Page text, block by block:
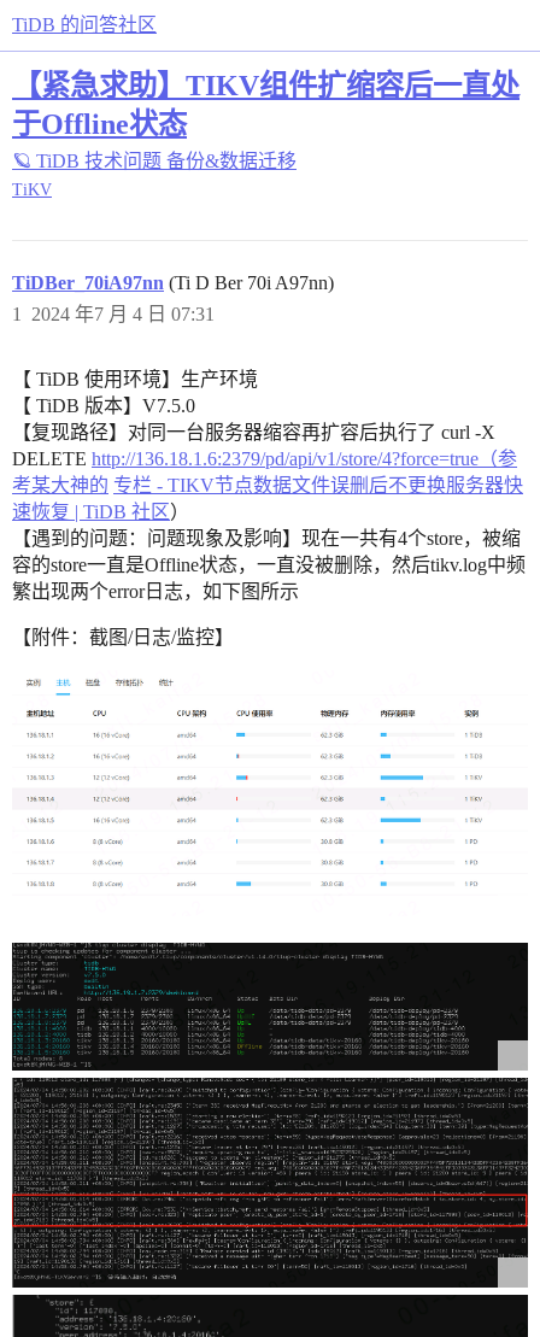
TiDB 的问答社区
【紧急求助】TIKV组件扩缩容后一直处
于Offline状态
🪐 TiDB 技术问题 备份&数据迁移
TiKV
TiDBer_70iA97nn (Ti D Ber 70i A97nn)
2024 年7 月 4 日 07:31
1
【 TiDB 使用环境】生产环境
【 TiDB 版本】V7.5.0
【复现路径】对同一台服务器缩容再扩容后执行了 curl -X
DELETE http://136.18.1.6:2379/pd/api/v1/store/4?force=true（参
考某大神的 专栏 - TIKV节点数据文件误删后不更换服务器快
速恢复 | TiDB 社区）
【遇到的问题：问题现象及影响】现在一共有4个store，被缩
容的store一直是Offline状态，一直没被删除，然后tikv.log中频
繁出现两个error日志，如下图所示
【附件：截图/日志/监控】